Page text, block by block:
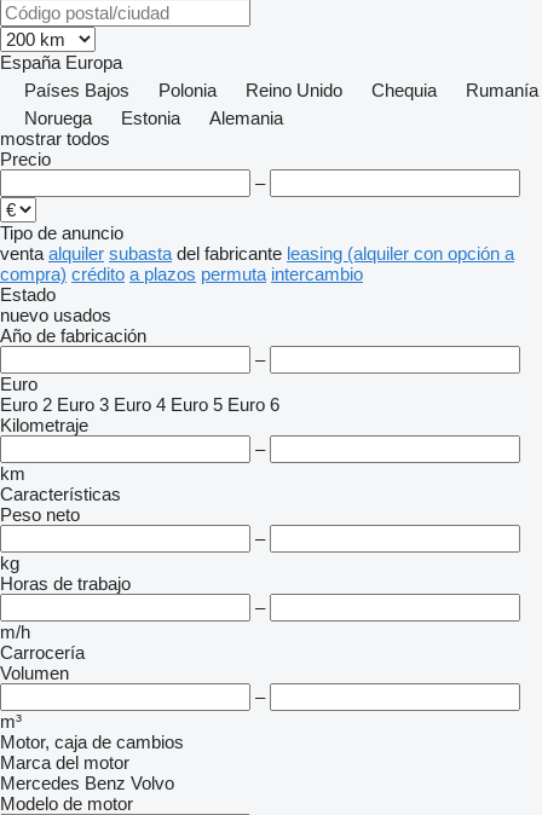
España Europa
Países Bajos
Polonia Reino Unido Chequia
Rumanía
Noruega
Estonia
Alemania
mostrar todos
Precio
–
Tipo de anuncio
venta alquiler subasta del fabricante leasing (alquiler con opción a
compra) crédito a plazos permuta intercambio
Estado
nuevo usados
Año de fabricación
–
Euro
Euro 2 Euro 3 Euro 4 Euro 5 Euro 6
Kilometraje
–
km
Características
Peso neto
–
kg
Horas de trabajo
–
m/h
Carrocería
Volumen
–
m³
Motor, caja de cambios
Marca del motor
Mercedes Benz Volvo
Modelo de motor